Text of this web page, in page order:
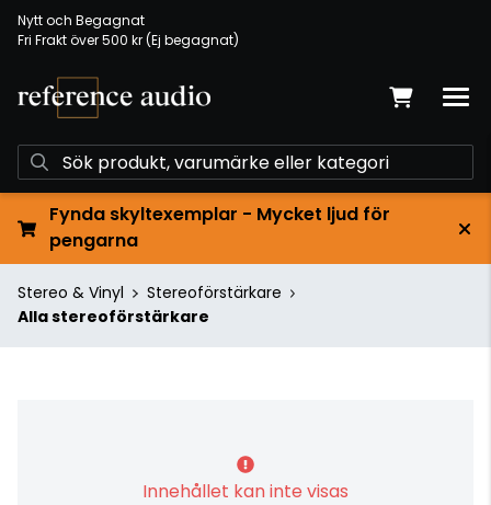
Nytt och Begagnat
Fri Frakt över 500 kr (Ej begagnat)
Fynda skyltexemplar - Mycket ljud för
pengarna
Stereo & Vinyl
Stereoförstärkare
Alla stereoförstärkare
Innehållet kan inte visas